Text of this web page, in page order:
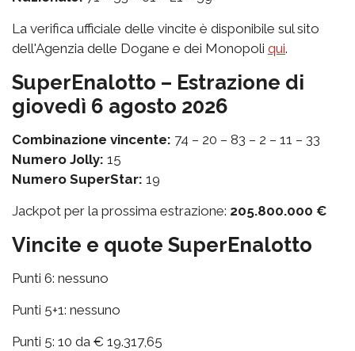
La verifica ufficiale delle vincite è disponibile sul sito
dell'Agenzia delle Dogane e dei Monopoli qui.
SuperEnalotto – Estrazione di
giovedì 6 agosto 2026
Combinazione vincente: 74 – 20 – 83 – 2 – 11 – 33
Numero Jolly: 15
Numero SuperStar: 19
Jackpot per la prossima estrazione: 205.800.000 €
Vincite e quote SuperEnalotto
Punti 6: nessuno
Punti 5+1: nessuno
Punti 5: 10 da € 19.317,65